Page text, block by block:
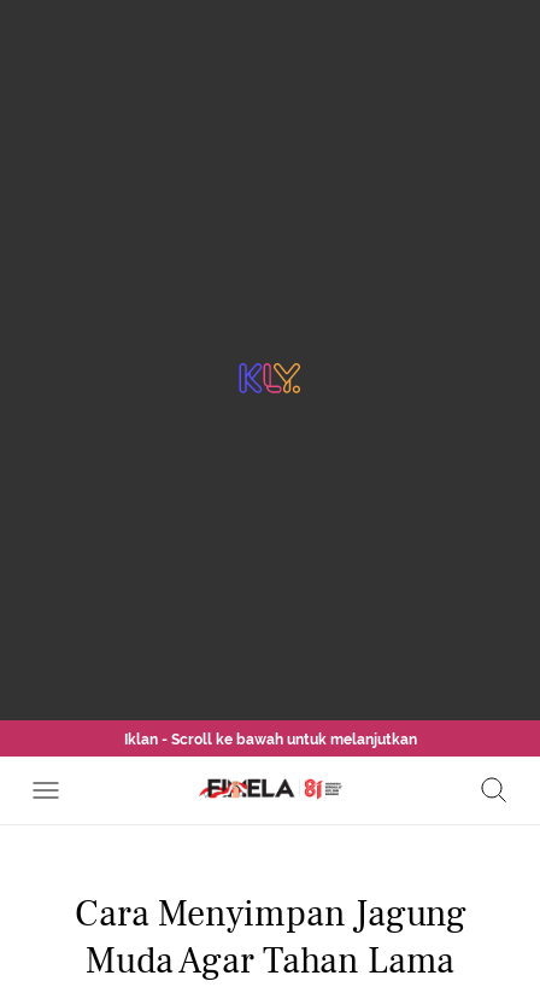
Iklan - Scroll ke bawah untuk melanjutkan
Cara Menyimpan Jagung
Muda Agar Tahan Lama